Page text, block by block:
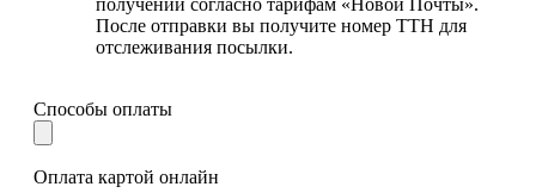
После отправки вы получите номер ТТН для
отслеживания посылки.
Способы оплаты
Оплата картой онлайн